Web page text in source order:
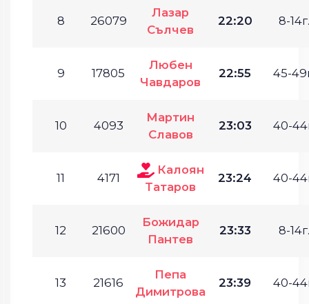
8 26079
Лазар
Сълчев
22:20 8-14г.
9 17805
Любен
Чавдаров
22:55 45-
10 4093
Мартин
Славов
23:03 40-
11 4171
Калоян
Татаров
23:24 40-
12 21600
Божидар
Пантев
23:33 8-14г.
13 21616
Пепа
Димитрова
23:39 40-